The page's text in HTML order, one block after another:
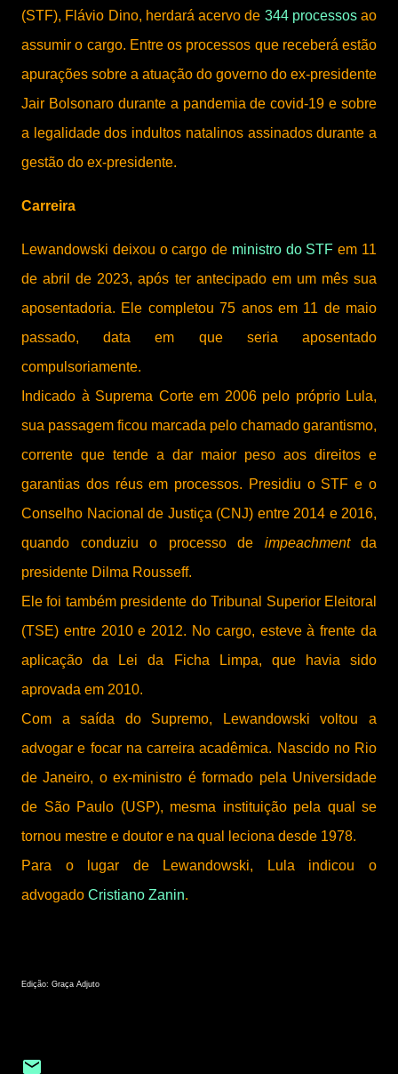
(STF), Flávio Dino, herdará acervo de 344 processosao
assumir o cargo. Entre os processos que receberá estão
apurações sobre a atuação do governo do ex-presidente
Jair Bolsonaro durante a pandemia de covid-19 e sobre
a legalidade dos indultos natalinos assinados durante a
gestão do ex-presidente.
Carreira
Lewandowski deixou o cargo de ministro do STF em 11
de abril de 2023, após ter antecipado em um mês sua
aposentadoria. Ele completou 75 anos em 11 de maio
passado, data em que seria aposentado
compulsoriamente.
Indicado à Suprema Corte em 2006 pelo próprio Lula,
sua passagem ficou marcada pelo chamado garantismo,
corrente que tende a dar maior peso aos direitos e
garantias dos réus em processos. Presidiu o STF e o
Conselho Nacional de Justiça (CNJ) entre 2014 e 2016,
quando conduziu o processo de impeachment da
presidente Dilma Rousseff.
Ele foi também presidente do Tribunal Superior Eleitoral
(TSE) entre 2010 e 2012. No cargo, esteve à frente da
aplicação da Lei da Ficha Limpa, que havia sido
aprovada em 2010.
Com a saída do Supremo, Lewandowski voltou a
advogar e focar na carreira acadêmica. Nascido no Rio
de Janeiro, o ex-ministro é formado pela Universidade
de São Paulo (USP), mesma instituição pela qual se
tornou mestre e doutor e na qual leciona desde 1978.
Para o lugar de Lewandowski, Lula indicou o
advogado Cristiano Zanin.
Edição: Graça Adjuto